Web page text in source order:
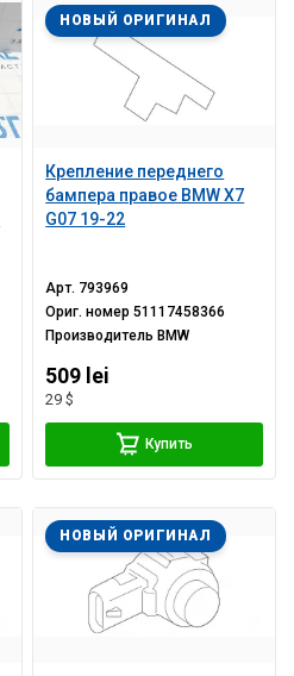
Крепление переднего
бампера правое BMW X7
G07 19-22
НОВЫЙ ОРИГИНАЛ
Арт. 793969
Ориг. номер51117458366
Производитель BMW
509 lei
29 $
Купить
НОВЫЙ ОРИГИНАЛ